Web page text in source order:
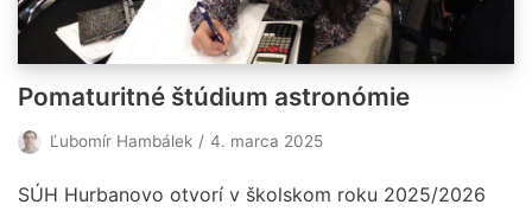
Pomaturitné štúdium astronómie
Ľubomír Hambálek 4. marca 2025
SÚH Hurbanovo otvorí v školskom roku 2025/2026